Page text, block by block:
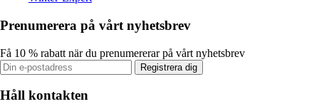
Prenumerera på vårt nyhetsbrev
Få 10 % rabatt när du prenumererar på vårt nyhetsbrev
Registrera dig
Håll kontakten